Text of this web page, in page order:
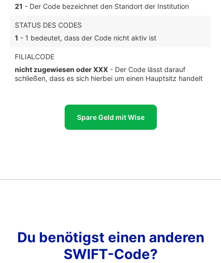
21 - Der Code bezeichnet den Standort der Institution
STATUS DES CODES
1 - 1 bedeutet, dass der Code nicht aktiv ist
FILIALCODE
nicht zugewiesen oder XXX - Der Code lässt darauf
schließen, dass es sich hierbei um einen Hauptsitz handelt
Spare Geld mit Wise
Du benötigst einen anderen
SWIFT-Code?